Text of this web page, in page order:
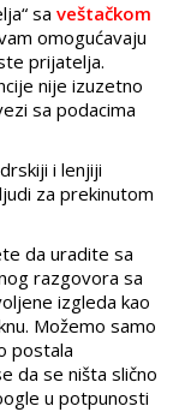
sa veštačkom
omogućavaju
prijatelja.
nije izuzetno
sa podacima
i lenjiji
za prekinutom
da uradite sa
razgovora sa
izgleda kao
Možemo samo
postala
da se ništa slično
u potpunosti